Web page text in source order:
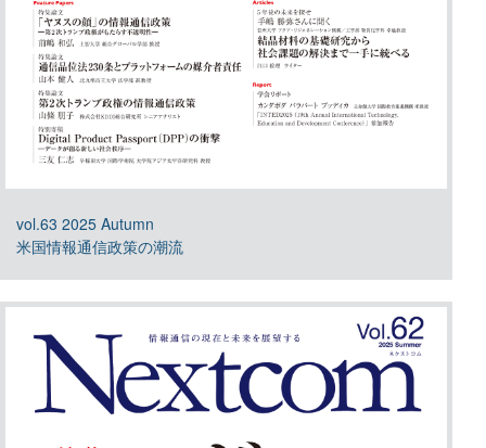
vol.63 2025 Autumn
米国情報通信政策の潮流